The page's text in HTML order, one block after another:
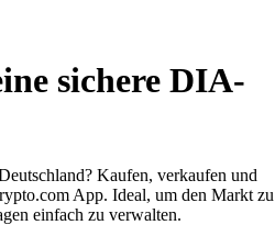
sichere DIA-
Kaufen, verkaufen und
App. Ideal, um den Markt zu
einfach zu verwalten.